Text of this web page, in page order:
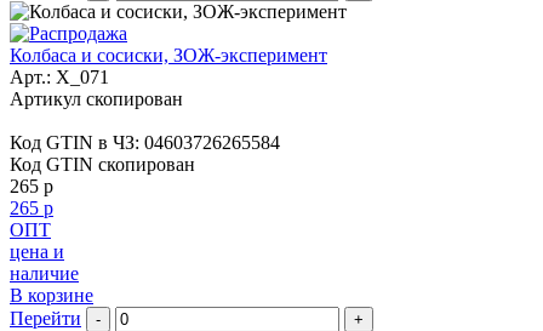
Колбаса и сосиски, ЗОЖ-эксперимент
Арт.: X_071
Артикул скопирован
Код GTIN в ЧЗ: 04603726265584
Код GTIN скопирован
265 р
265 р
ОПТ
цена и
наличие
В корзине
Перейти
- +